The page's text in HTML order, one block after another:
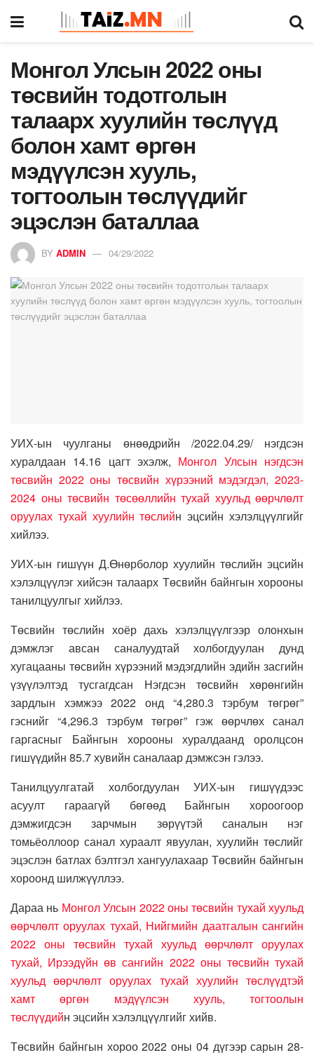
Монгол Улсын 2022 оны
төсвийн тодотголын
талаарх хуулийн төслүүд
болон хамт өргөн
мэдүүлсэн хууль,
тогтоолын төслүүдийг
эцэслэн баталлаа
BY ADMIN 04/29/2022
УИХ-ын чуулганы өнөөдрийн /2022.04.29/ нэгдсэн
хуралдаан 14.16 цагт эхэлж, Монгол Улсын нэгдсэн
төсвийн 2022 оны төсвийн хүрээний мэдэгдэл, 2023-
2024 оны төсвийн төсөөллийн тухай хуульд өөрчлөлт
оруулах тухай хуулийн төслийн эцсийн хэлэлцүүлгийг
хийлээ.
УИХ-ын гишүүн Д.Өнөрболор хуулийн төслийн эцсийн
хэлэлцүүлэг хийсэн талаарх Төсвийн байнгын хорооны
танилцуулгыг хийлээ.
Төсвийн төслийн хоёр дахь хэлэлцүүлгээр олонхын
дэмжлэг авсан саналуудтай холбогдуулан дунд
хугацааны төсвийн хүрээний мэдэгдлийн эдийн засгийн
үзүүлэлтэд тусгагдсан Нэгдсэн төсвийн хөрөнгийн
зардлын хэмжээ 2022 онд “4,280.3 тэрбум төгрөг”
гэснийг “4,296.3 тэрбум төгрөг” гэж өөрчлөх санал
гаргасныг Байнгын хорооны хуралдаанд оролцсон
гишүүдийн 85.7 хувийн саналаар дэмжсэн гэлээ.
Танилцуулгатай холбогдуулан УИХ-ын гишүүдээс
асуулт гараагүй бөгөөд Байнгын хороогоор
дэмжигдсэн зарчмын зөрүүтэй саналын нэг
томьёоллоор санал хураалт явуулан, хуулийн төслийг
эцэслэн батлах бэлтгэл хангуулахаар Төсвийн байнгын
хороонд шилжүүллээ.
Дараа нь Монгол Улсын 2022 оны төсвийн тухай хуульд
өөрчлөлт оруулах тухай, Нийгмийн даатгалын сангийн
2022 оны төсвийн тухай хуульд өөрчлөлт оруулах
тухай, Ирээдүйн өв сангийн 2022 оны төсвийн тухай
хуульд өөрчлөлт оруулах тухай хуулийн төслүүдтэй
хамт өргөн мэдүүлсэн хууль, тогтоолын
төслүүдийн эцсийн хэлэлцүүлгийг хийв.
Төсвийн байнгын хороо 2022 оны 04 дүгээр сарын 28-